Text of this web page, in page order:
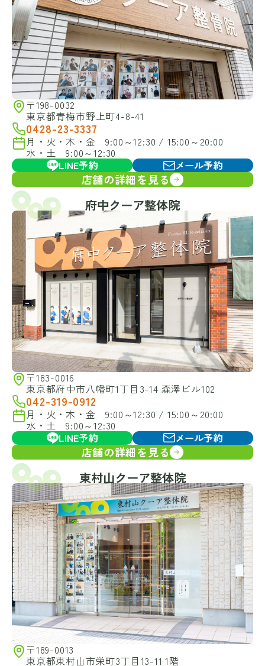
〒198-0032
東京都青梅市野上町4-8-41
0428-23-3337
月・火・木・金 9:00～12:30 / 15:00～20:00
水・土 9:00～12:30
LINE予約
メール予約
店舗の詳細を見る
府中クーア整体院
〒183-0016
東京都府中市八幡町1丁目3-14 森澤ビル102
042-319-0912
月・火・木・金 9:00～12:30 / 15:00～20:00
水・土 9:00～12:30
LINE予約
メール予約
店舗の詳細を見る
東村山クーア整体院
〒189-0013
東京都東村山市栄町3丁目13-11 1階